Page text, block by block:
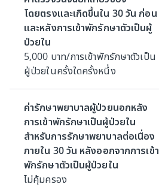
โดยตรงและเกิดขึ้นใน 30 วัน ก่อน
และหลังการเข้าพักรักษาตัวเป็นผู้
ป่วยใน
5,000 บาท/การเข้าพักรักษาตัวเป็น
ผู้ป่วยในครั้งใดครั้งหนึ่ง
ค่ารักษาพยาบาลผู้ป่วยนอกหลัง
การเข้าพักรักษาเป็นผู้ป่วยใน
สำหรับการรักษาพยาบาลต่อเนื่อง
ภายใน 30 วัน หลังออกจากการเข้า
พักรักษาตัวเป็นผู้ป่วยใน
ไม่คุ้มครอง